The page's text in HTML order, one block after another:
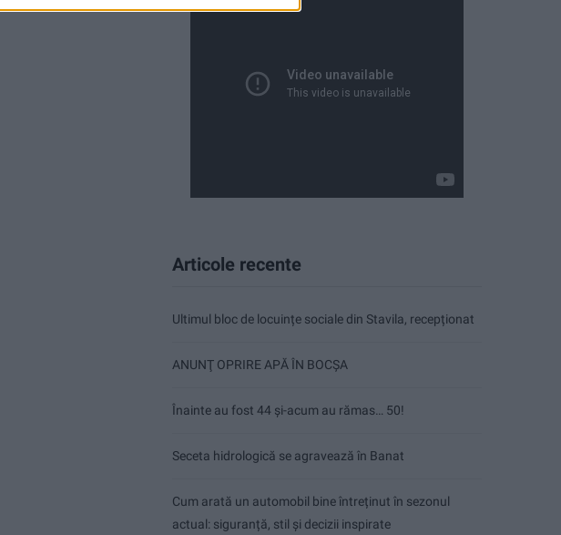
Articole recente
Ultimul bloc de locuințe sociale din Stavila, recepționat
ANUNŢ OPRIRE APĂ ÎN BOCȘA
Înainte au fost 44 și-acum au rămas… 50!
Seceta hidrologică se agravează în Banat
Cum arată un automobil bine întreținut în sezonul
actual: siguranță, stil și decizii inspirate